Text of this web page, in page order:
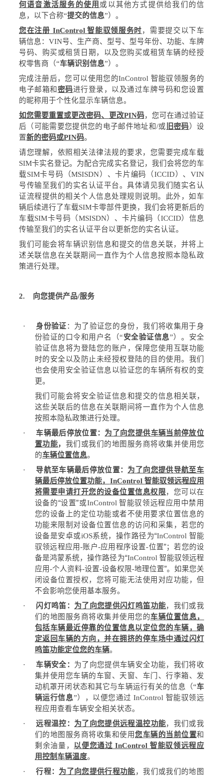
何语音激活服务的使用 或以其他方式提供给我们的信
息，以下合称“提交的信息”）。
您在注册 InControl智能驭领服务时，需要提交以下车
辆信息： VIN号、生产商、型号、型号年份、功能、 车牌
号码、购买或租赁日期，以及您购买或租赁车辆的经授
权零售商（“车辆识别信息”）。
完成注册后，您可以使用您的InControl 智能驭领服务的
电子邮箱和 密码进行登录，以及通过车牌号码和您设置
的昵称用于个性化显示车辆信息。
如您需要重置或更改密码、更改PIN码，您可在通过验证
后（可能需要您提供您的电子邮件地址和/或 旧密码）设
置新的密码或PIN码。
请您理解，依照相关法律法规的要求，您需要完成车载
SIM卡实名登记。为配合完成实名登记， 我们会将您的车
载SIM卡号码（MSISDN）、卡片编码（ICCID）、VIN
号传输至我们的实名认证平台。具体请见我们随实名认
证流程提供的相关个人信息处理规则说明。此外，如车
辆后续进行了车载SIM卡零部件更换，我们会将更新后的
车载SIM卡号码（MSISDN）、卡片编码（ICCID）信息
传输至我们的实名认证平台以更新您的实名认证。
我们可能会将车辆识别信息和提交的信息关联，并将上
述关联信息在关联期间一直作为个人信息按照本隐私政
策进行处理。
2. 向您提供产品/服务
· 身份验证 ：为了验证您的身份，我们将收集用于身
份验证的口令和用户名（“安全验证信息”）。安全
验证信息将为登陆您的账户，保障您使用互联功能
时的安全以及防止未经授权登陆的目的使用。我们
也会使用安全验证信息以验证您的车辆所有权的变
更。
我们可能会将安全验证信息和提交的信息相关联，
这些关联后的信息在关联期间将一直作为个人信息
按照本隐私政策进行处理。
·
车辆最后停放位置： 为了向您提供车辆当前停放位
置功能， 我们或我们的地图服务商将收集并使用您
的车辆位置信息。
·
导航至车辆最后停放位置： 为了向您提供导航至车
辆最后停放位置功能， InControl 智能驭领远程应用
将需要申请打开您的设备位置信息权限，您可以在
设备的“设置”或InControl智能驭领远程应用中禁用
您的设备上的定位功能或者不使用要求位置信息的
功能来限制对设备位置信息的访问和采集，若您的
设备是安卓或iOS系统，操作路径为“InControl 智能
驭领远程应用-账户-应用程序设置-位置”；若您的设
备是鸿蒙系统，操作路径为“InControl 智能驭领远程
应用-个人资料-设置-设备权限-地理位置”。如果您关
闭设备位置授权，您将可能无法使用对应功能，但
不会影响您使用基本服务。
·
闪灯鸣笛： 为了向您提供闪灯鸣笛功能，我们或我
们的地图服务商将收集并使用您的车辆位置信息，
包括车辆最近停靠的位置信息以定位您的车辆，确
定返回车辆的方向，并在拥挤的停车场中通过闪灯
鸣笛功能定位您的车辆。
·
车辆安全： 为了向您提供车辆安全功能，我们将收
集并使用您车辆的车窗、天窗、车门、行李箱、发
动机罩开闭状态和其它与车辆运行有关的信息（“车
辆运行信息”），以便您通过 InControl 智能驭领远
程应用查看车辆安全相关状态。
·
远程温控： 为了向您提供远程温控功能，我们或我
们的地图服务商将收集和使用您车辆的当前位置和
剩余油量， 以便您通过 InControl 智能驭领远程应
用控制车辆温度。
·
行程： 为了向您提供行程功能，我们或我们的地图